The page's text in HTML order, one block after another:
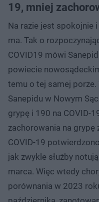
19, mniej
Na razie jest spokojnie
ma. Tak o
COVID19 mówi
powiecie
temu o tej samej
Sanepidu w Nowym
grypę i 190 na COVID-
zachorowania na
COVID-19
jak zwykle służby
marca. Więc wtedy
porównania w 2023